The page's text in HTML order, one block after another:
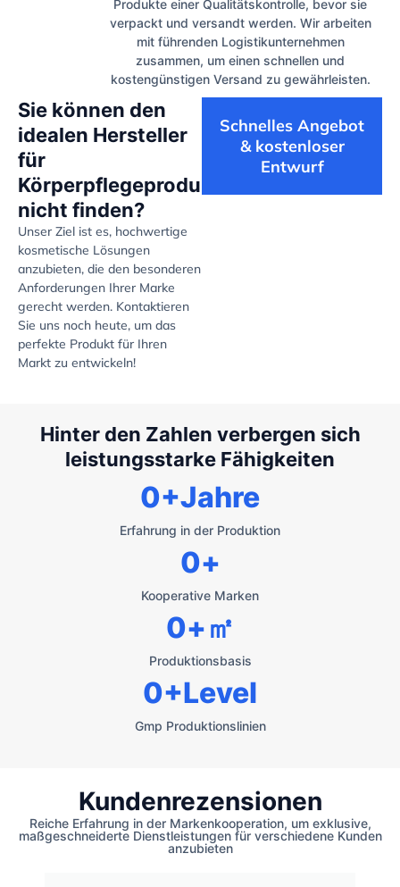
Produkte einer Qualitätskontrolle, bevor sie
verpackt und versandt werden. Wir arbeiten
mit führenden Logistikunternehmen
zusammen, um einen schnellen und
kostengünstigen Versand zu gewährleisten.
Sie können den
idealen Hersteller
für
Körperpflegeprodukte
nicht finden?
Unser Ziel ist es, hochwertige
kosmetische Lösungen
anzubieten, die den besonderen
Anforderungen Ihrer Marke
gerecht werden. Kontaktieren
Sie uns noch heute, um das
perfekte Produkt für Ihren
Markt zu entwickeln!
Schnelles Angebot
& kostenloser
Entwurf
Hinter den Zahlen verbergen sich
leistungsstarke Fähigkeiten
Erfahrung in der Produktion
0+Jahre
Kooperative Marken
0+
Produktionsbasis
0+㎡
Gmp Produktionslinien
0+Level
Kundenrezensionen
Reiche Erfahrung in der Markenkooperation, um exklusive,
maßgeschneiderte Dienstleistungen für verschiedene Kunden
anzubieten